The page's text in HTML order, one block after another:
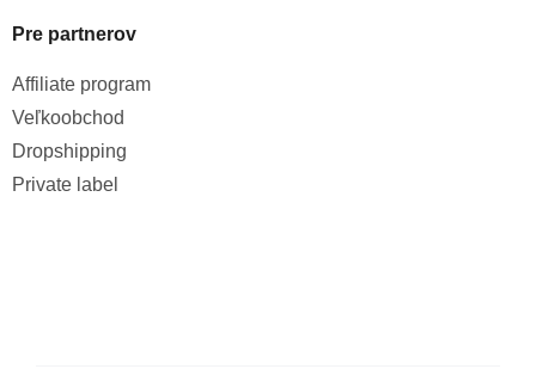
Pre partnerov
Affiliate program
Veľkoobchod
Dropshipping
Private label